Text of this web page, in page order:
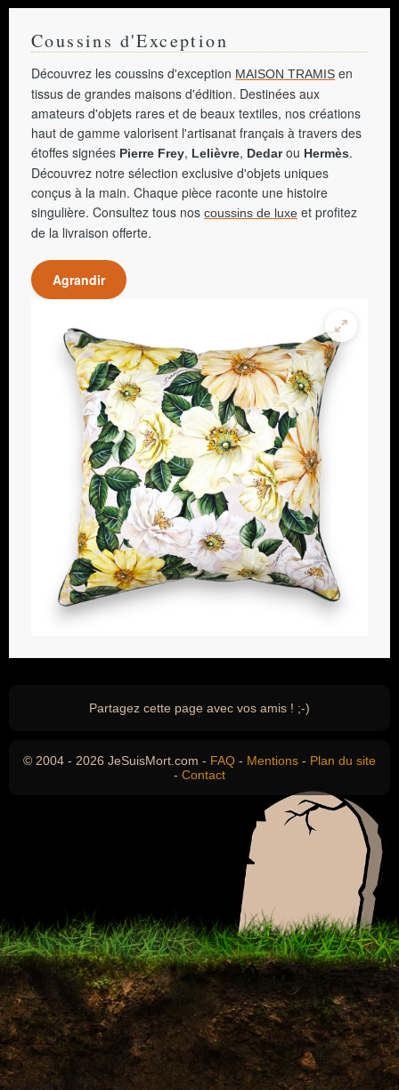
Coussins d'Exception
Découvrez les coussins d'exception MAISON TRAMIS en
tissus de grandes maisons d'édition. Destinées aux
amateurs d'objets rares et de beaux textiles, nos créations
haut de gamme valorisent l'artisanat français à travers des
étoffes signées Pierre Frey, Lelièvre, Dedarou Hermès.
Découvrez notre sélection exclusive d'objets uniques
conçus à la main. Chaque pièce raconte une histoire
singulière. Consultez tous nos coussins de luxe et profitez
de la livraison offerte.
Agrandir
Partagez cette page avec vos amis ! ;-)
© 2004 - 2026 JeSuisMort.com - FAQ - Mentions - Plan du site
- Contact